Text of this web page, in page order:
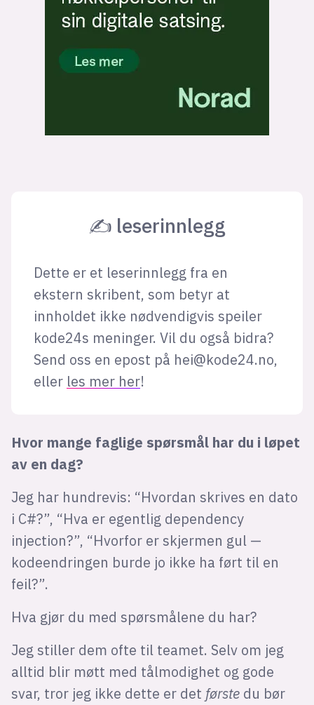
✍ leserinnlegg
Dette er et leserinnlegg fra en
ekstern skribent, som betyr at
innholdet ikke nødvendigvis speiler
kode24s meninger. Vil du også bidra?
Send oss en epost på hei@kode24.no,
eller les mer her!
Hvor mange faglige spørsmål har du i løpet
av en dag?
Jeg har hundrevis: “Hvordan skrives en dato
i C#?”, “Hva er egentlig dependency
injection?”, “Hvorfor er skjermen gul —
kodeendringen burde jo ikke ha ført til en
feil?”.
Hva gjør du med spørsmålene du har?
Jeg stiller dem ofte til teamet. Selv om jeg
alltid blir møtt med tålmodighet og gode
svar, tror jeg ikke dette er det første du bør